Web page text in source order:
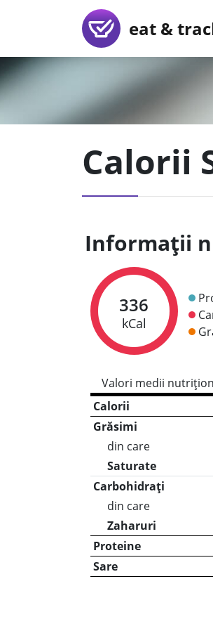
eat &
Calorii
Informații
336
kCal
Valori medii
Calorii
Grăsimi
din care
Saturate
Carbohidrați
din care
Zaharuri
Proteine
Sare